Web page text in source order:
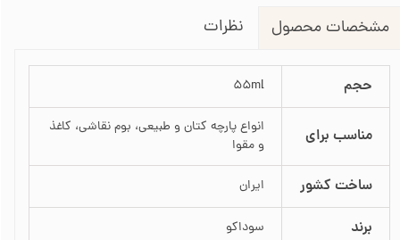
مشخصات محصول نظرات
حجم 55ml
مناسب برای
انواع پارچه کتان و طبیعی، بوم نقاشی، کاغذ
و مقوا
ساخت کشور ایران
برند سوداکو